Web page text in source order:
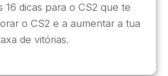
16 dicas para o CS2 que te
o CS2 e a aumentar a tua
de vitórias.